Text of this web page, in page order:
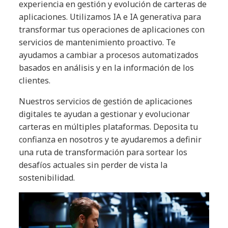
experiencia en gestión y evolución de carteras de
aplicaciones. Utilizamos IA e IA generativa para
transformar tus operaciones de aplicaciones con
servicios de mantenimiento proactivo. Te
ayudamos a cambiar a procesos automatizados
basados en análisis y en la información de los
clientes.
Nuestros servicios de gestión de aplicaciones
digitales te ayudan a gestionar y evolucionar
carteras en múltiples plataformas. Deposita tu
confianza en nosotros y te ayudaremos a definir
una ruta de transformación para sortear los
desafíos actuales sin perder de vista la
sostenibilidad.